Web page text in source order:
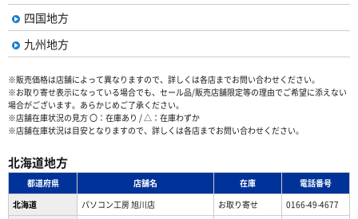
四国地方
九州地方
※販売価格は店舗によって異なりますので、詳しくは各店までお問い合わせください。
※お取り寄せ表示になっている場合でも、セール品/販売店舗限定等の理由でご希望に添えない
場合がございます。あらかじめご了承ください。
※店舗在庫状況の見方 〇：在庫あり / △：在庫わずか
※店舗在庫状況は目安となりますので、詳しくは各店までお問い合わせください。
北海道地方
都道府県 店舗名 在庫
電話番号
北海道
パソコン工房 旭川店 お取り寄せ
0166-49-4677